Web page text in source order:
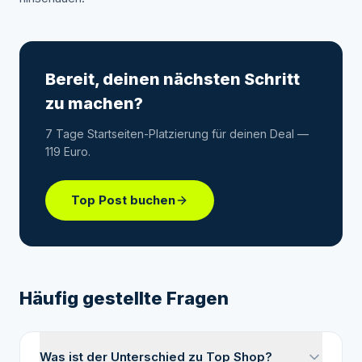
Bereit, deinen nächsten Schritt
zu machen?
7 Tage Startseiten-Platzierung für deinen Deal —
119 Euro.
Top Post buchen
Häufig gestellte Fragen
Was ist der Unterschied zu Top Shop?